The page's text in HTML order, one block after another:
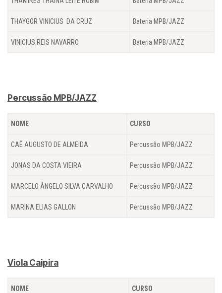
THAYGOR VINICIUS DA CRUZ Bateria MPB/JAZZ
VINICIUS REIS NAVARRO Bateria MPB/JAZZ
Percussão MPB/JAZZ
NOME CURSO
CAÊ AUGUSTO DE ALMEIDA Percussão MPB/JAZZ
JONAS DA COSTA VIEIRA Percussão MPB/JAZZ
MARCELO ÂNGELO SILVA CARVALHO Percussão MPB/JAZZ
MARINA ELIAS GALLON Percussão MPB/JAZZ
Viola Caipira
NOME CURSO